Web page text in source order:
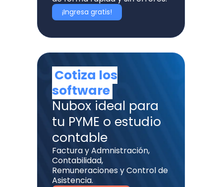
¡Ingresa gratis!
Cotiza los
software
Nubox ideal para
tu PYME o estudio
contable
Factura y Admnistración,
Contabilidad,
Remuneraciones y Control de
Asistencia.